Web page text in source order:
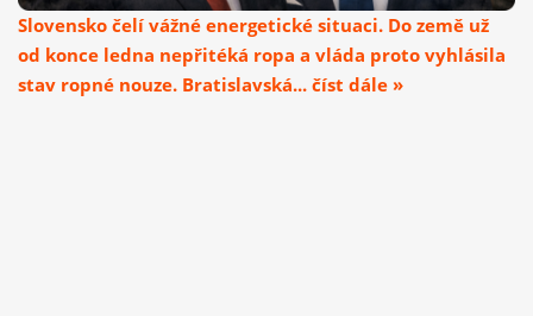
Slovensko čelí vážné energetické situaci. Do země už
od konce ledna nepřitéká ropa a vláda proto vyhlásila
stav ropné nouze. Bratislavská... číst dále »